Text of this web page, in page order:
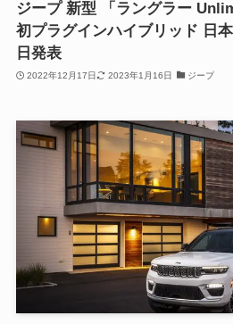
ジープ 新型 「ラングラー
初プラグインハイブリッド 日
日発表
2022年12月17日 2023年1月16日 ジープ